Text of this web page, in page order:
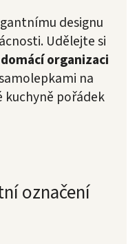
designu
Udělejte si
organizaci
na
kuchyně pořádek
označení